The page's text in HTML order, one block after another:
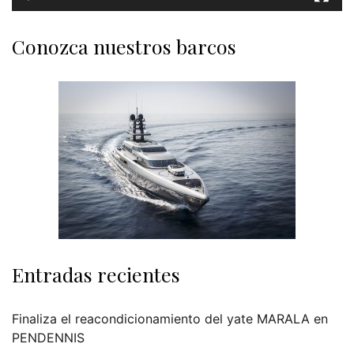
Conozca nuestros barcos
Entradas recientes
Finaliza el reacondicionamiento del yate MARALA en
PENDENNIS